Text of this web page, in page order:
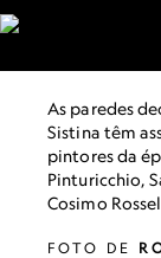
As paredes
Sistina têm
pintores da
Pinturicchio,
Cosimo
FOTO DE